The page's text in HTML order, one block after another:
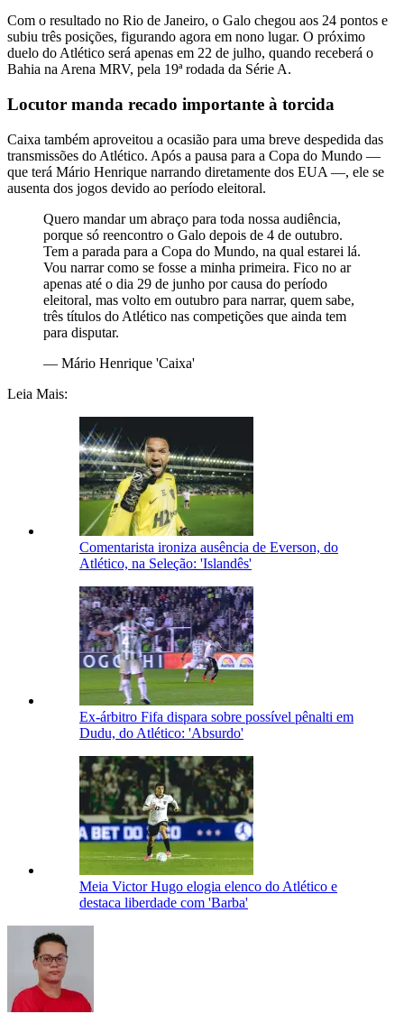
Com o resultado no Rio de Janeiro, o Galo chegou aos 24 pontos e
subiu três posições, figurando agora em nono lugar. O próximo
duelo do Atlético será apenas em 22 de julho, quando receberá o
Bahia na Arena MRV, pela 19ª rodada da Série A.
Locutor manda recado importante à torcida
Caixa também aproveitou a ocasião para uma breve despedida das
transmissões do Atlético. Após a pausa para a Copa do Mundo —
que terá Mário Henrique narrando diretamente dos EUA —, ele se
ausenta dos jogos devido ao período eleitoral.
Quero mandar um abraço para toda nossa audiência,
porque só reencontro o Galo depois de 4 de outubro.
Tem a parada para a Copa do Mundo, na qual estarei lá.
Vou narrar como se fosse a minha primeira. Fico no ar
apenas até o dia 29 de junho por causa do período
eleitoral, mas volto em outubro para narrar, quem sabe,
três títulos do Atlético nas competições que ainda tem
para disputar.
— Mário Henrique 'Caixa'
Leia Mais:
Comentarista ironiza ausência de Everson, do
Atlético, na Seleção: 'Islandês'
Ex-árbitro Fifa dispara sobre possível pênalti em
Dudu, do Atlético: 'Absurdo'
Meia Victor Hugo elogia elenco do Atlético e
destaca liberdade com 'Barba'